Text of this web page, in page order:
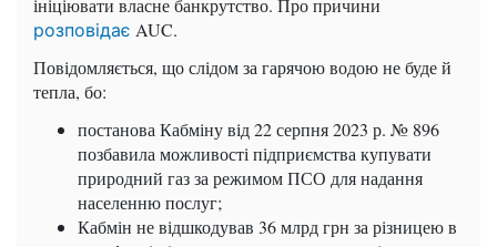
ініціювати власне банкрутство. Про причини
розповідає AUC.
Повідомляється, що слідом за гарячою водою не буде й
тепла, бо:
постанова Кабміну від 22 серпня 2023 р. № 896
позбавила можливості підприємства купувати
природний газ за режимом ПСО для надання
населенню послуг;
Кабмін не відшкодував 36 млрд грн за різницею в